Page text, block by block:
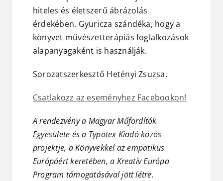
hiteles és életszerű ábrázolás
érdekében. Gyuricza szándéka, hogy a
könyvet művészetterápiás foglalkozások
alapanyagaként is használják.
Sorozatszerkesztő Hetényi Zsuzsa.
Csatlakozz az eseményhez Facebookon!
A rendezvény a Magyar Műfordítók
Egyesülete és a Typotex Kiadó közös
projektje, a Könyvekkel az empatikus
Európáért keretében, a Kreatív Európa
Program támogatásával jött létre.